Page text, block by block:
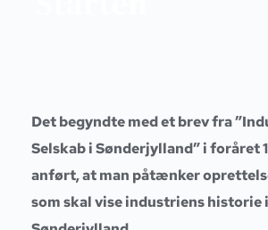
Det begyndte med et brev fra
Selskab i Sønderjylland” i foråret
anført, at man påtænker
som skal vise industriens historie i